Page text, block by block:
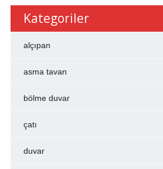
Kategoriler
alçıpan
asma tavan
bölme duvar
çatı
duvar